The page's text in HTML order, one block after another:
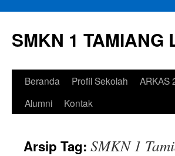
isi
SMKN 1 TAMIANG
Beranda Profil Sekolah ARKAS
Alumni
Kontak
Arsip Tag: SMKN 1